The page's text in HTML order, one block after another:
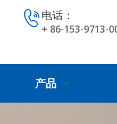
电话：
+ 86-153-9713-
产品